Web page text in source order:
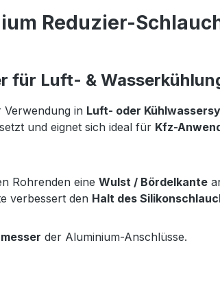
Reduzier-
für Luft- &
Verwendung in Luft- oder
und eignet sich ideal für Kfz-
Rohrenden eine Wulst / Bördelkante
verbessert den Halt des
der Aluminium-Anschlüsse.